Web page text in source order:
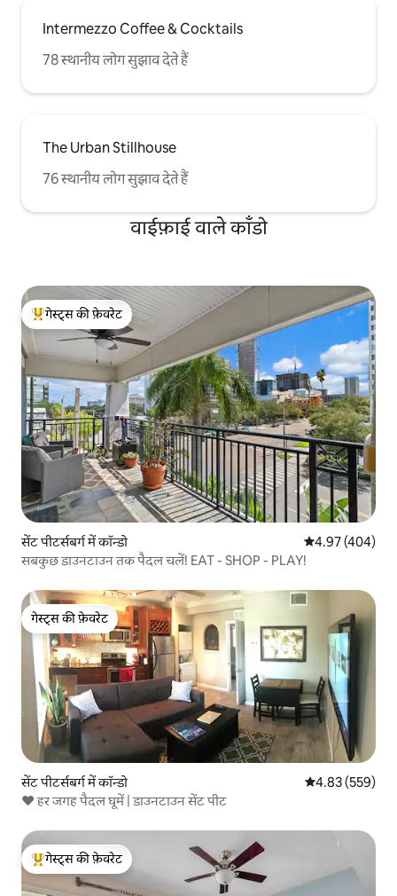
Intermezzo Coffee & Cocktails
78 स्थानीय लोग सुझाव देते हैं
The Urban Stillhouse
76 स्थानीय लोग सुझाव देते हैं
वाईफ़ाई वाले काँडो
गेस्ट्स का टॉप फ़ेवरेट
गेस्ट्स की फ़ेवरेट
सेंट पीटर्सबर्ग में कॉन्डो औसत रेटिंग 5 में से
4.97 (404)
सबकुछ डाउनटाउन तक पैदल चलें! EAT - SHOP - PLAY!
गेस्ट्स की फ़ेवरेट
गेस्ट्स की फ़ेवरेट
सेंट पीटर्सबर्ग में कॉन्डो औसत रेटिंग 5 में से
4.83 (559)
❤️ हर जगह पैदल घूमें | डाउनटाउन सेंट पीट
गेस्ट्स का टॉप फ़ेवरेट
गेस्ट्स की फ़ेवरेट